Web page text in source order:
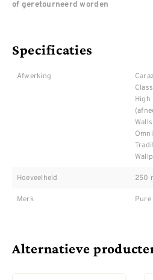
of geretourneerd worden
Specificaties
Afwerking
High
Hoeveelheid 250
Merk
Alternatieve